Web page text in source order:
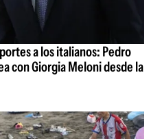
a los italianos: Pedro
con Giorgia Meloni desde la